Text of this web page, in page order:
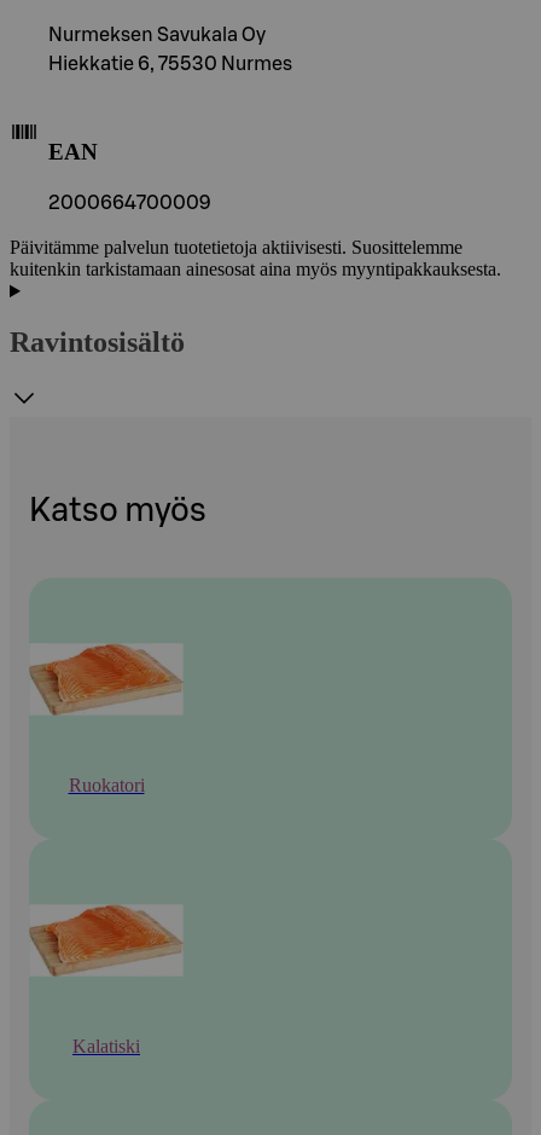
Nurmeksen Savukala Oy
Hiekkatie 6, 75530 Nurmes
EAN
2000664700009
Päivitämme palvelun tuotetietoja aktiivisesti. Suosittelemme
kuitenkin tarkistamaan ainesosat aina myös myyntipakkauksesta.
Ravintosisältö
Katso myös
Ruokatori
Kalatiski